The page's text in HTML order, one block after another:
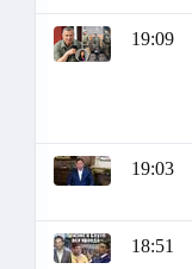
19:09
19:03
18:51